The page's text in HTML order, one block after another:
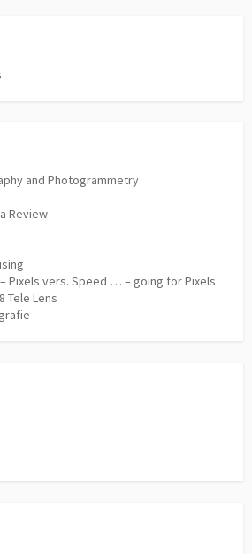
and Photogrammetry
Review
Pixels vers. Speed … – going for Pixels
Tele Lens